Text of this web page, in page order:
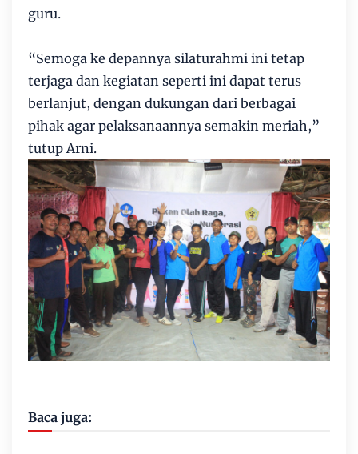
guru.
“Semoga ke depannya silaturahmi ini tetap
terjaga dan kegiatan seperti ini dapat terus
berlanjut, dengan dukungan dari berbagai
pihak agar pelaksanaannya semakin meriah,”
tutup Arni.
Baca juga: